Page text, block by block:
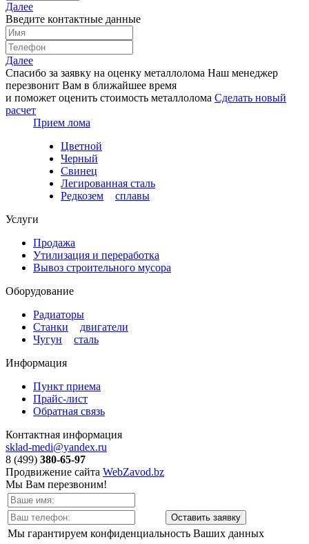
Далее
Введите контактные данные
Далее
Спасибо за заявку на оценку металлолома Наш менеджер
перезвонит Вам в ближайшее время
и поможет оценить стоимость металлолома Сделать новый
расчет
Прием лома
Цветной
Черный
Свинец
Легированная сталь
Редкозем
сплавы
Услуги
Продажа
Утилизация и переработка
Вывоз строительного мусора
Оборудование
Радиаторы
Станки
двигатели
Чугун
сталь
Информация
Пункт приема
Прайс-лист
Обратная связь
Контактная информация
sklad-medi@yandex.ru
8 (499) 380-65-97
Продвижение сайта WebZavod.bz
Мы Вам перезвоним!
Мы гарантируем конфиденциальность Ваших данных